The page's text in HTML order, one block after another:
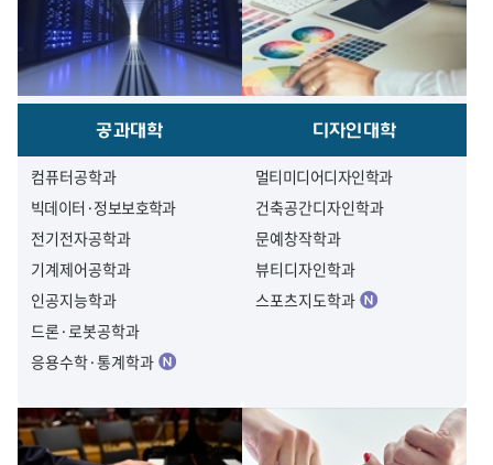
공과대학
컴퓨터공학과
빅데이터·정보보호학과
전기전자공학과
기계제어공학과
인공지능학과
드론·로봇공학과
응용수학·통계학과
디자인대학
멀티미디어디자인학과
건축공간디자인학과
문예창작학과
뷰티디자인학과
스포츠지도학과